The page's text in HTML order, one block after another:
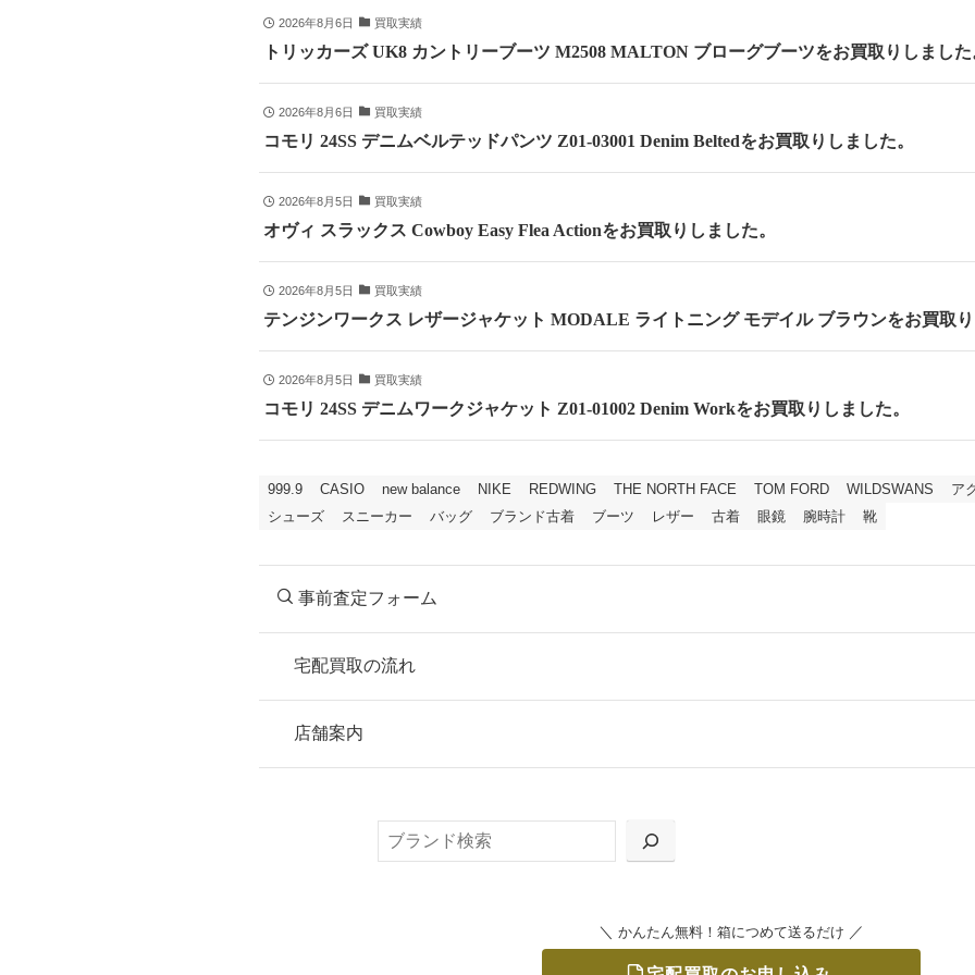
2026年8月6日 買取実績
トリッカーズ UK8 カントリーブーツ M2508 MALTON ブローグブーツをお買取りしました
2026年8月6日 買取実績
コモリ 24SS デニムベルテッドパンツ Z01-03001 Denim Beltedをお買取りしました。
2026年8月5日 買取実績
オヴィ スラックス Cowboy Easy Flea Actionをお買取りしました。
2026年8月5日 買取実績
テンジンワークス レザージャケット MODALE ライトニング モデイル ブラウンをお買取り
2026年8月5日 買取実績
コモリ 24SS デニムワークジャケット Z01-01002 Denim Workをお買取りしました。
999.9 CASIO new balance NIKE REDWING THE NORTH FACE TOM FORD WILDSWANS ア
シューズ
スニーカー バッグ ブランド古着 ブーツ レザー 古着 眼鏡 腕時計 靴
事前査定フォーム
宅配買取の流れ
お申込み
または梱包材不要の「集荷申込」からお選びいただけます。
店舗案内
＼ かんたん無料！箱につめて送るだけ ／